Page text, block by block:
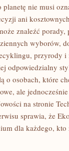
planetę nie musi
ani
znaleźć porady,
wyborów,
przyrody i
odpowiedzialny
o osobach, które
ale
na stronie
sprawia, że
dla każdego, kto